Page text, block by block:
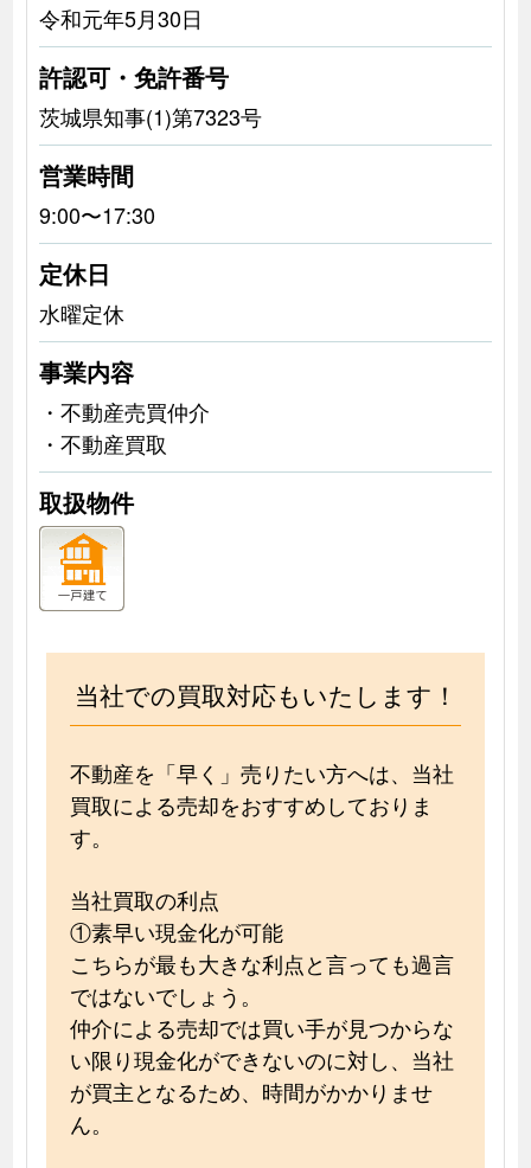
令和元年5月30日
許認可・免許番号
茨城県知事(1)第7323号
営業時間
9:00〜17:30
定休日
水曜定休
事業内容
・不動産売買仲介
・不動産買取
取扱物件
当社での買取対応もいたします！
不動産を「早く」売りたい方へは、当社
買取による売却をおすすめしておりま
す。
当社買取の利点
①素早い現金化が可能
こちらが最も大きな利点と言っても過言
ではないでしょう。
仲介による売却では買い手が見つからな
い限り現金化ができないのに対し、当社
が買主となるため、時間がかかりませ
ん。